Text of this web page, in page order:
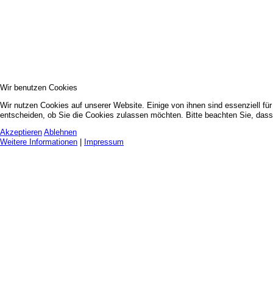
Wir benutzen Cookies
Wir nutzen Cookies auf unserer Website. Einige von ihnen sind essenziell
entscheiden, ob Sie die Cookies zulassen möchten. Bitte beachten Sie,
Akzeptieren Ablehnen
Weitere Informationen
Impressum